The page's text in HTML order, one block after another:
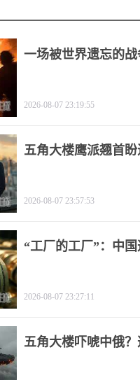
一场被世界遗忘的
2026-08-07 23:19:55
五角大楼鹰派翘首
2026-08-07 23:57:53
“工厂的工厂”：中
2026-08-07 23:27:11
五角大楼吓唬中俄